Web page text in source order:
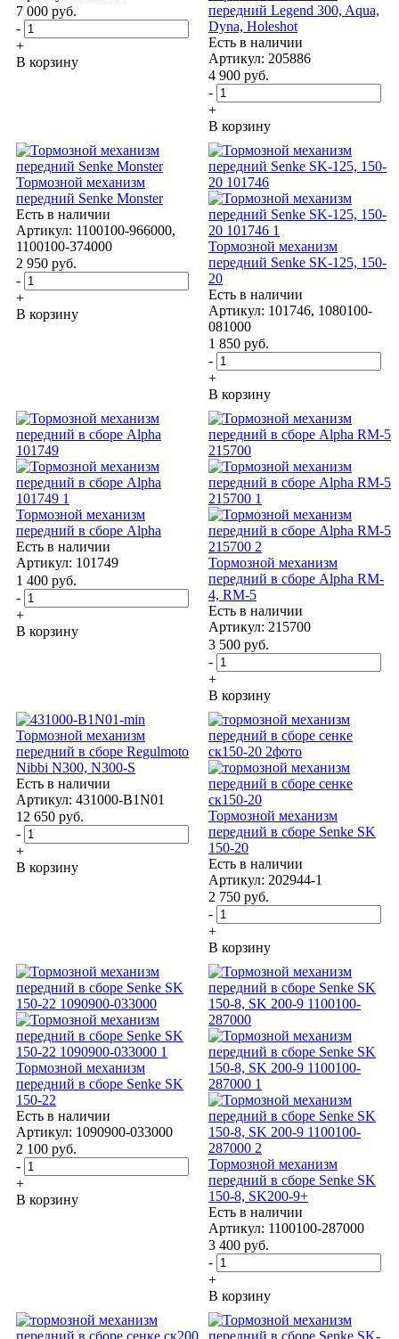
7 000 руб.
-
+
В корзину
передний Legend 300, Aqua,
Dyna, Holeshot
Есть в наличии
Артикул: 205886
4 900 руб.
-
+
В корзину
Тормозной механизм
передний Senke Monster
Есть в наличии
Артикул: 1100100-966000,
1100100-374000
2 950 руб.
-
+
В корзину
Тормозной механизм
передний Senke SK-125, 150-
20
Есть в наличии
Артикул: 101746, 1080100-
081000
1 850 руб.
-
+
В корзину
Тормозной механизм
передний в сборе Alpha
Есть в наличии
Артикул: 101749
1 400 руб.
-
+
В корзину
Тормозной механизм
передний в сборе Alpha RM-
4, RM-5
Есть в наличии
Артикул: 215700
3 500 руб.
-
+
В корзину
Тормозной механизм
передний в сборе Regulmoto
Nibbi N300, N300-S
Есть в наличии
Артикул: 431000-B1N01
12 650 руб.
-
+
В корзину
Тормозной механизм
передний в сборе Senke SK
150-20
Есть в наличии
Артикул: 202944-1
2 750 руб.
-
+
В корзину
Тормозной механизм
передний в сборе Senke SK
150-22
Есть в наличии
Артикул: 1090900-033000
2 100 руб.
-
+
В корзину
Тормозной механизм
передний в сборе Senke SK
150-8, SK200-9+
Есть в наличии
Артикул: 1100100-287000
3 400 руб.
-
+
В корзину